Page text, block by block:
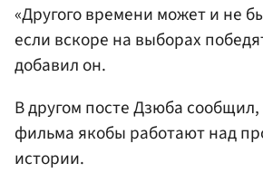
«Другого времени может и не
если вскоре на выборах
добавил он.
В другом посте Дзюба
фильма якобы работают над
истории.